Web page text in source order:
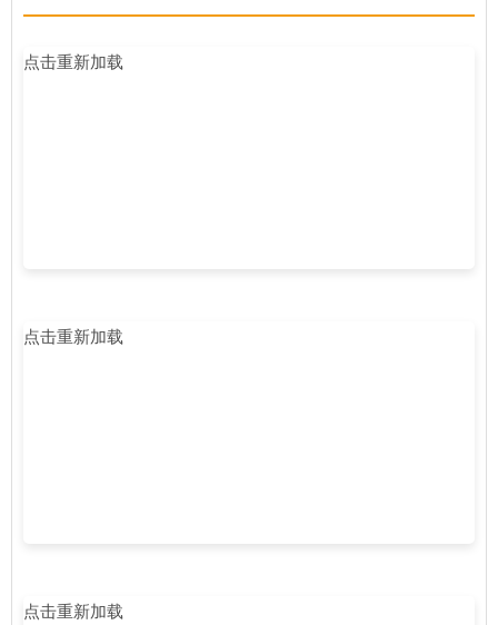
点击重新加载
点击重新加载
点击重新加载